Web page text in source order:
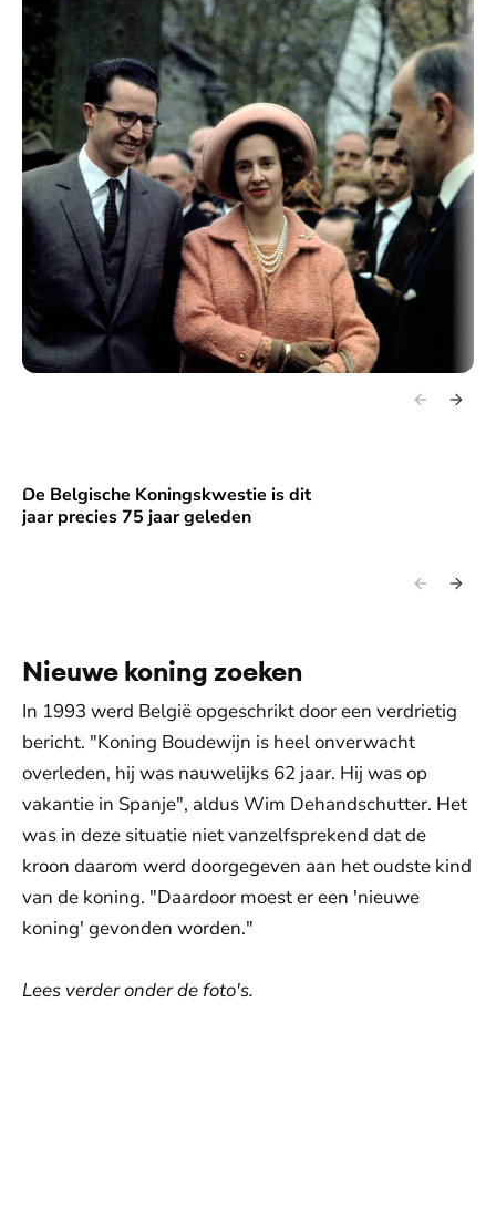
De Belgische Koningskwestie is dit
jaar precies 75 jaar geleden
De Belgische Koningskwestie is dit jaar precies 75 jaar
Nieuwe koning zoeken
In 1993 werd België opgeschrikt door een verdrietig
bericht. "Koning Boudewijn is heel onverwacht
overleden, hij was nauwelijks 62 jaar. Hij was op
vakantie in Spanje", aldus Wim Dehandschutter. Het
was in deze situatie niet vanzelfsprekend dat de
kroon daarom werd doorgegeven aan het oudste kind
van de koning. "Daardoor moest er een 'nieuwe
koning' gevonden worden."
Lees verder onder de foto's.